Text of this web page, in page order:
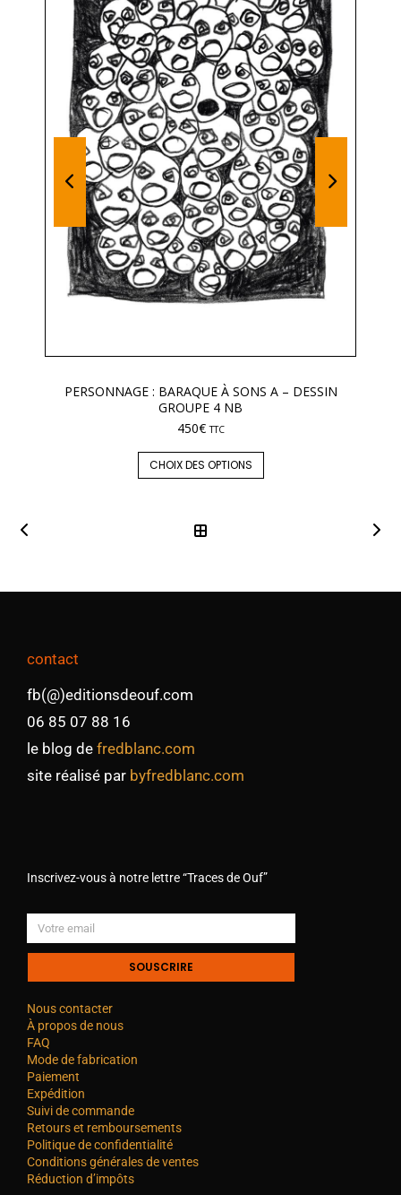
PERSONNAGE : BARAQUE À SONS A – DESSIN
GROUPE 4 NB
450€ TTC
CHOIX DES OPTIONS
contact
fb(@)editionsdeouf.com
06 85 07 88 16
le blog de fredblanc.com
site réalisé par byfredblanc.com
Inscrivez-vous à notre lettre “Traces de Ouf”
SOUSCRIRE
Nous contacter
À propos de nous
FAQ
Mode de fabrication
Paiement
Expédition
Suivi de commande
Retours et remboursements
Politique de confidentialité
Conditions générales de ventes
Réduction d’impôts